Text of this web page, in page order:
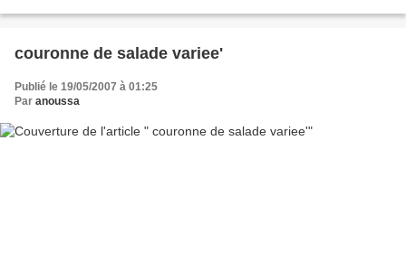
couronne de salade variee'
Publié le 19/05/2007 à 01:25
Par anoussa